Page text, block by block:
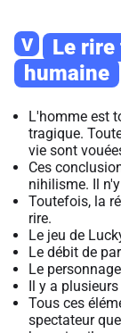
V
Le rire
humaine
L'homme est
tragique.
vie sont
Ces
nihilisme. Il
Toutefois, la
rire.
Le jeu de
Le débit de
Le
Il y a
Tous ces
spectateur